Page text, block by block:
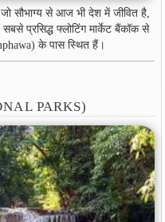
जो सौभाग्य से आज भी देश में जीवित है,
प्रसिद्ध फ्लोटिंग मार्केट बैंकॉक से
के पास स्थित हैं।
PARKS)